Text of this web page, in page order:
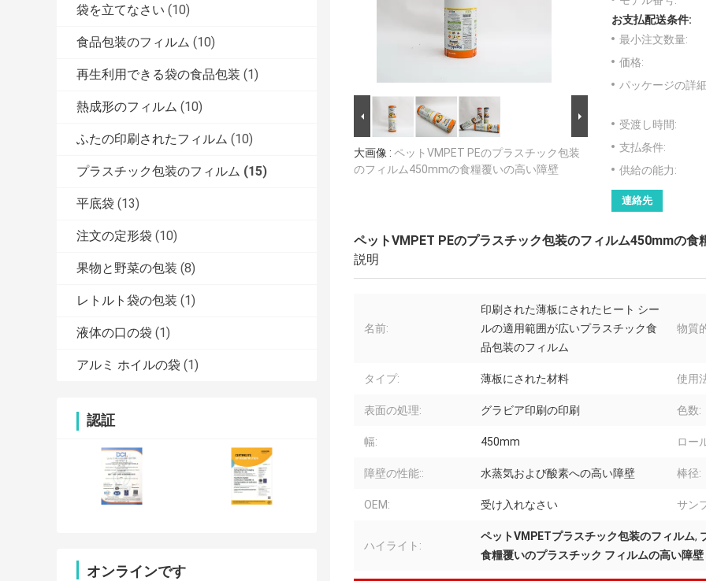
袋を立てなさい (10)
食品包装のフィルム (10)
再生利用できる袋の食品包装 (1)
熱成形のフィルム (10)
ふたの印刷されたフィルム (10)
プラスチック包装のフィルム (15)
平底袋 (13)
注文の定形袋 (10)
果物と野菜の包装 (8)
レトルト袋の包装 (1)
液体の口の袋 (1)
アルミ ホイルの袋 (1)
認証
オンラインです
大画像 : ペットVMPET PEのプラスチック包装
のフィルム450mmの食糧覆いの高い障壁
お支払配送条件:
最小注文数量:
価格:
パッケージの詳
受渡し時間:
支払条件:
供給の能力:
連絡先
ペットVMPET PEのプラスチック包装のフィルム450mmの食
説明
名前:
印刷された薄板にされたヒート シー
ルの適用範囲が広いプラスチック食
品包装のフィルム
物質
タイプ: 薄板にされた材料 使用
表面の処理: グラビア印刷の印刷 色数:
幅: 450mm ロー
障壁の性能:: 水蒸気および酸素への高い障壁 棒径:
OEM: 受け入れなさい サン
ハイライト:
ペットVMPETプラスチック包装のフィルム,
食糧覆いのプラスチック フィルムの高い障壁